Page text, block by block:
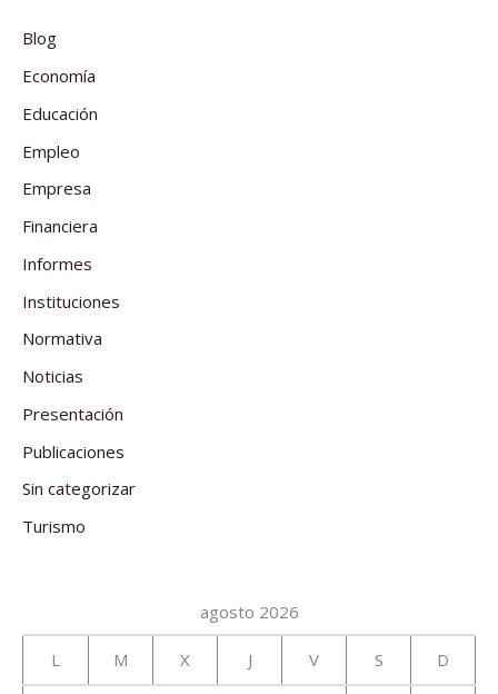
Blog
Economía
Educación
Empleo
Empresa
Financiera
Informes
Instituciones
Normativa
Noticias
Presentación
Publicaciones
Sin categorizar
Turismo
agosto 2026
L M X J V S D